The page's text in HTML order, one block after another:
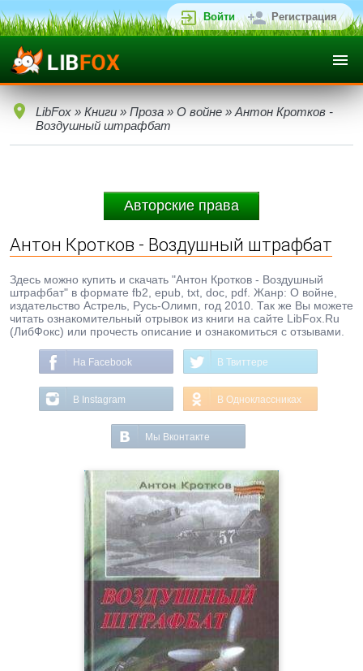
Войти Регистрация
LibFox » Книги » Проза » О войне » Антон Кротков -
Воздушный штрафбат
Авторские права
Антон Кротков - Воздушный штрафбат
Здесь можно купить и скачать "Антон Кротков - Воздушный
штрафбат" в формате fb2, epub, txt, doc, pdf. Жанр: О войне,
издательство Астрель, Русь-Олимп, год 2010. Так же Вы можете
читать ознакомительный отрывок из книги на сайте LibFox.Ru
(ЛибФокс) или прочесть описание и ознакомиться с отзывами.
На Facebook В Твиттере
В Instagram В Одноклассниках
Мы Вконтакте